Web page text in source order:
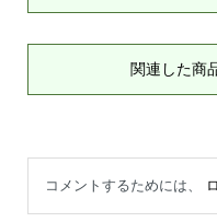
関連した商
コメントするためには、